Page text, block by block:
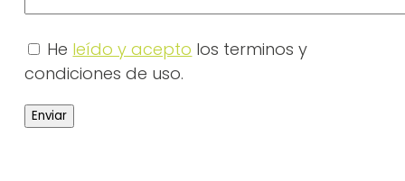
He leído y acepto los terminos y
condiciones de uso.